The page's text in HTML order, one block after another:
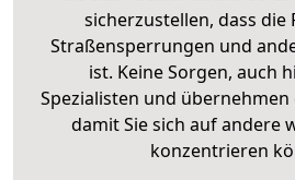
sicherzustellen, dass die
Straßensperrungen und
ist. Keine Sorgen, auch
Spezialisten und
damit Sie sich auf andere
konzentrieren